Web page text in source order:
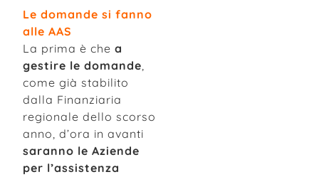
Le domande si fanno
alle AAS
La prima è che a
gestire le domande,
come già stabilito
dalla Finanziaria
regionale dello scorso
anno, d’ora in avanti
saranno le Aziende
per l’assistenza